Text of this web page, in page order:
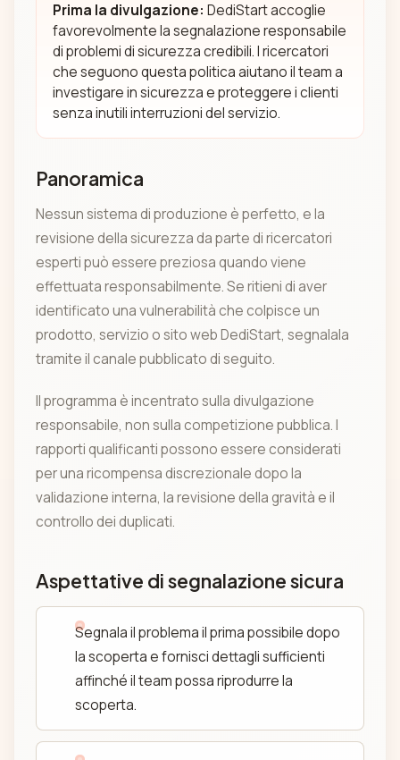
Prima la divulgazione: DediStart accoglie
favorevolmente la segnalazione responsabile
di problemi di sicurezza credibili. I ricercatori
che seguono questa politica aiutano il team a
investigare in sicurezza e proteggere i clienti
senza inutili interruzioni del servizio.
Panoramica
Nessun sistema di produzione è perfetto, e la
revisione della sicurezza da parte di ricercatori
esperti può essere preziosa quando viene
effettuata responsabilmente. Se ritieni di aver
identificato una vulnerabilità che colpisce un
prodotto, servizio o sito web DediStart, segnalala
tramite il canale pubblicato di seguito.
Il programma è incentrato sulla divulgazione
responsabile, non sulla competizione pubblica. I
rapporti qualificanti possono essere considerati
per una ricompensa discrezionale dopo la
validazione interna, la revisione della gravità e il
controllo dei duplicati.
Aspettative di segnalazione sicura
Segnala il problema il prima possibile dopo
la scoperta e fornisci dettagli sufficienti
affinché il team possa riprodurre la
scoperta.